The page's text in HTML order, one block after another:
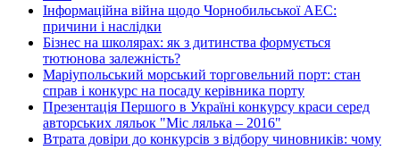
Інформаційна війна щодо Чорнобильської АЕС:
причини і наслідки
Бізнес на школярах: як з дитинства формується
тютюнова залежність?
Маріупольський морський торговельний порт: стан
справ і конкурс на посаду керівника порту
Презентація Першого в Україні конкурсу краси серед
авторських ляльок "Міс лялька – 2016"
Втрата довіри до конкурсів з відбору чиновників: чому